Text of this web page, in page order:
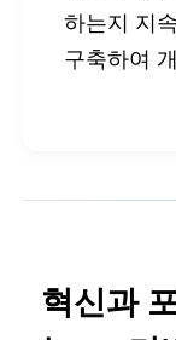
하는지 지
구축하여
혁신과